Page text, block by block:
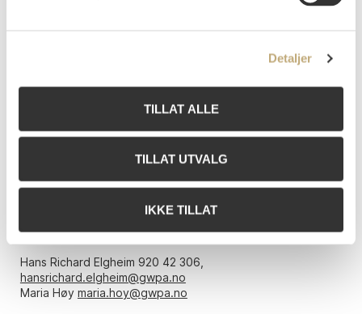
Detaljer
TILLAT ALLE
TILLAT UTVALG
IKKE TILLAT
Bankplassen 1A
Telefon: 22 86 21 86
Mandag – fredag kl. 10-17, kun etter avtale med:
Hans Richard Elgheim 920 42 306,
hansrichard.elgheim@gwpa.no
Maria Høy maria.hoy@gwpa.no